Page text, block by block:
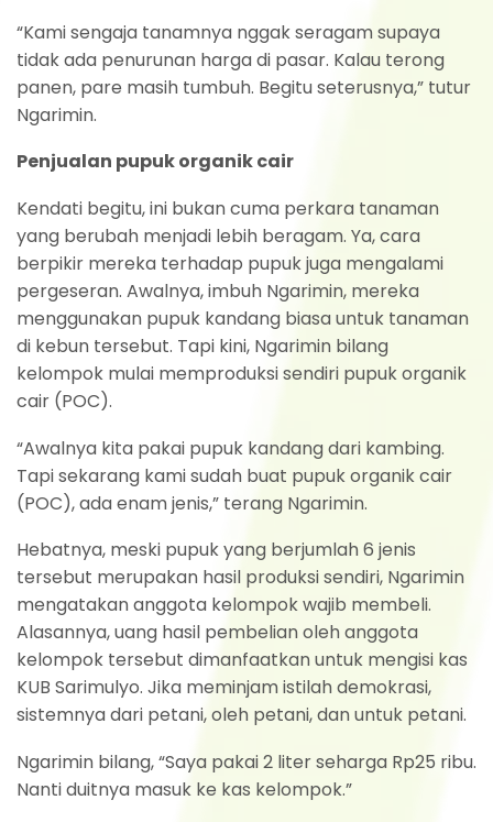
“Kami sengaja tanamnya nggak seragam supaya
tidak ada penurunan harga di pasar. Kalau terong
panen, pare masih tumbuh. Begitu seterusnya,” tutur
Ngarimin.
Penjualan pupuk organik cair
Kendati begitu, ini bukan cuma perkara tanaman
yang berubah menjadi lebih beragam. Ya, cara
berpikir mereka terhadap pupuk juga mengalami
pergeseran. Awalnya, imbuh Ngarimin, mereka
menggunakan pupuk kandang biasa untuk tanaman
di kebun tersebut. Tapi kini, Ngarimin bilang
kelompok mulai memproduksi sendiri pupuk organik
cair (POC).
“Awalnya kita pakai pupuk kandang dari kambing.
Tapi sekarang kami sudah buat pupuk organik cair
(POC), ada enam jenis,” terang Ngarimin.
Hebatnya, meski pupuk yang berjumlah 6 jenis
tersebut merupakan hasil produksi sendiri, Ngarimin
mengatakan anggota kelompok wajib membeli.
Alasannya, uang hasil pembelian oleh anggota
kelompok tersebut dimanfaatkan untuk mengisi kas
KUB Sarimulyo. Jika meminjam istilah demokrasi,
sistemnya dari petani, oleh petani, dan untuk petani.
Ngarimin bilang, “Saya pakai 2 liter seharga Rp25 ribu.
Nanti duitnya masuk ke kas kelompok.”